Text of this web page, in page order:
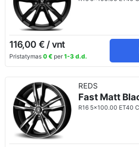
116,00 € / vnt
Pristatymas 0 €per 1-3 d.d.
REDS
Fast Matt
R16 5x100.00 ET40